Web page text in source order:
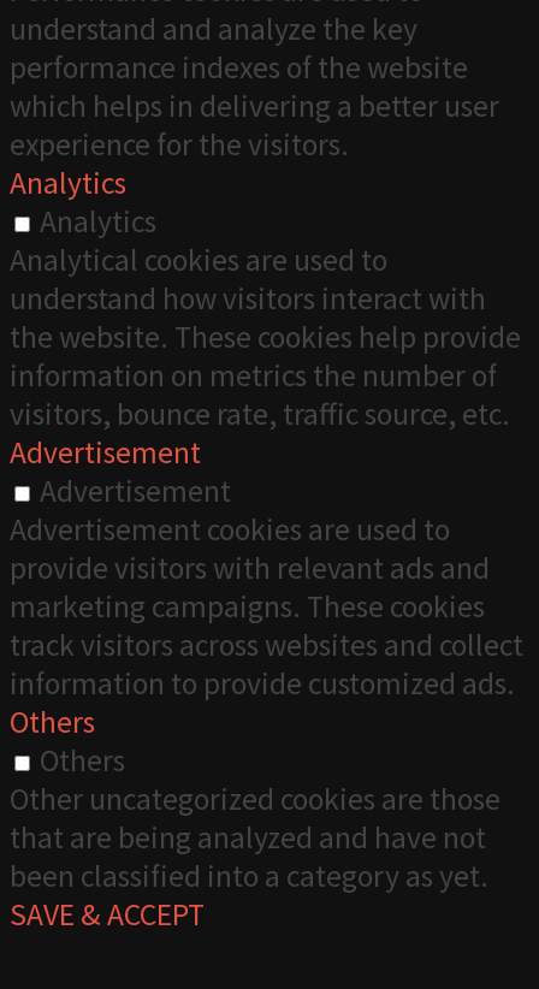
understand and analyze the key
performance indexes of the website
which helps in delivering a better user
experience for the visitors.
Analytics
Analytics
Analytical cookies are used to
understand how visitors interact with
the website. These cookies help provide
information on metrics the number of
visitors, bounce rate, traffic source, etc.
Advertisement
Advertisement
Advertisement cookies are used to
provide visitors with relevant ads and
marketing campaigns. These cookies
track visitors across websites and collect
information to provide customized ads.
Others
Others
Other uncategorized cookies are those
that are being analyzed and have not
been classified into a category as yet.
SAVE & ACCEPT